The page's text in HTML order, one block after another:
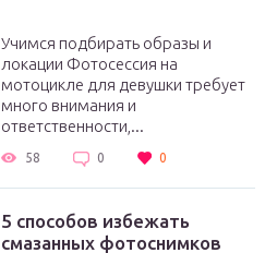
Учимся подбирать образы и
локации Фотосессия на
мотоцикле для девушки требует
много внимания и
ответственности,...
58 0 0
5 способов избежать
смазанных фотоснимков